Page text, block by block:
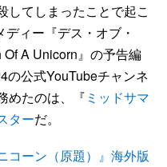
てしまったことで起こ
ィー『デス・オブ・
A Unicorn』の予告編
の公式YouTubeチャンネ
めたのは、『 ミッドサマ
ターだ。
コーン（原題）』海外版